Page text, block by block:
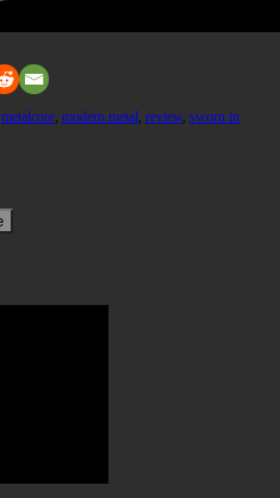
metalcore, modern metal, review, sworn in